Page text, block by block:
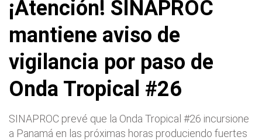
¡Atención! SINAPROC
mantiene aviso de
vigilancia por paso de
Onda Tropical #26
SINAPROC prevé que la Onda Tropical #26 incursione
a Panamá en las próximas horas produciendo fuertes